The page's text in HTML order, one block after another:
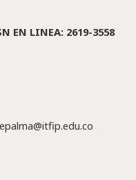
EN LINEA: 2619-3558